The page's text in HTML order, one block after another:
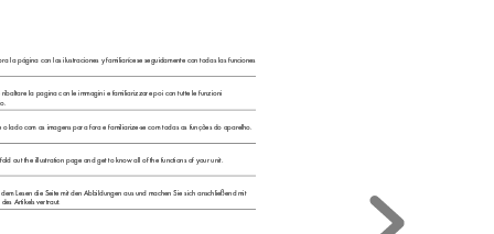
la página con las ilustraciones y familiarícese seguidamente con todas las funciones
ribaltare la pagina con le immagini e familiarizzare poi con tutte le funzioni
o lado com as imagens para fora e familiarize-se com todas as funções do aparelho.
old out the illustration page and get to know all of the functions of your unit.
Lesen die Seite mit den Abbildungen aus und machen Sie sich anschließend mit
Artikels vertraut.